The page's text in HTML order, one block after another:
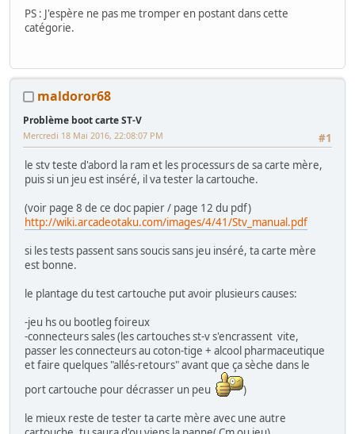
PS : J'espère ne pas me tromper en postant dans cette
catégorie.
maldoror68
Problème boot carte ST-V
#1
Mercredi 18 Mai 2016, 22:08:07 PM
le stv teste d'abord la ram et les processurs de sa carte mère,
puis si un jeu est inséré, il va tester la cartouche.
(voir page 8 de ce doc papier / page 12 du pdf)
http://wiki.arcadeotaku.com/images/4/41/Stv_manual.pdf
si les tests passent sans soucis sans jeu inséré, ta carte mère
est bonne.
le plantage du test cartouche put avoir plusieurs causes:
-jeu hs ou bootleg foireux
-connecteurs sales (les cartouches st-v s'encrassent vite,
passer les connecteurs au coton-tige + alcool pharmaceutique
et faire quelques "allés-retours" avant que ça sèche dans le
port cartouche pour décrasser un peu
)
le mieux reste de tester ta carte mère avec une autre